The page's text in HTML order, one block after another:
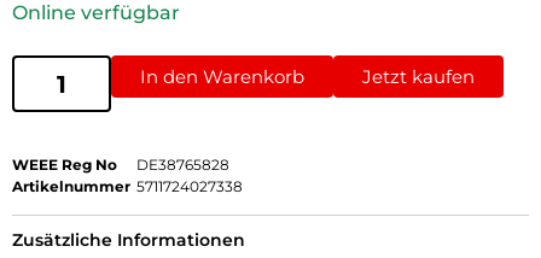
Online verfügbar
In den Warenkorb Jetzt kaufen
WEEE Reg No
DE38765828
Artikelnummer 5711724027338
Zusätzliche Informationen